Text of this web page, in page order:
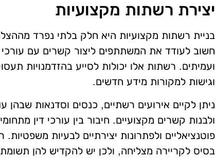
יצירת רשתות מקצועיות
בניית רשתות מקצועיות היא חלק בלתי נפרד
חשוב לעודד את המשתתפים ליצור קשרים עם עורכי
ועמיתים. רשתות אלו יכולות לסייע בהזדמנויות
וגישות למקורות מידע חדשים.
ניתן לקיים אירועים רשתיים, כנסים וסדנאות שבהן
ולבנות קשרים מקצועיים. חיבור בין עורכי דין
פוטנציאליים ולפתרונות יצירתיים לבעיות
בסיס לקריירה מצליחה, ולכן יש להקדיש להן